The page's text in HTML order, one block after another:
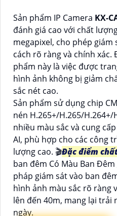
Sản phẩm IP Camera KX-
đánh giá cao với chất
megapixel, cho phép
cách rõ ràng và chính xác.
phẩm này là việc được
hình ảnh không bị giảm
sắc nét cao.
Sản phẩm sử dụng chip
nén H.265+/H.265/
nhiều màu sắc và cung
AI, phù hợp cho các công
lượng cao. 🎬Đặc điểm
ban đêm Có Màu Ban
pháp giám sát vào ban
hình ảnh màu sắc rõ ràng
lên đến 40m, mang lại trải
ngày.